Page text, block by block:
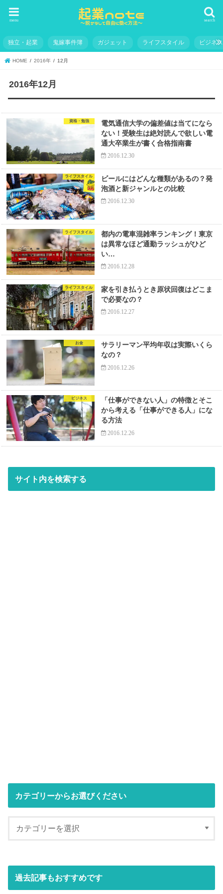
search
menu
独立・起業 鬼嫁事件簿 ガジェット ライフスタイル ビジネス
HOME 2016年 12月
2016年12月
資格・勉強
電気通信大学の偏差値は当てになら
ない！受験生は絶対読んで欲しい電
通大卒業生が書く合格指南書
2016.12.30
ライフスタイル
ビールにはどんな種類があるの？発
泡酒と新ジャンルとの比較
2016.12.30
ライフスタイル
都内の電車混雑率ランキング！東京
は異常なほど通勤ラッシュがひど
い…
2016.12.28
ライフスタイル
家を引き払うとき原状回復はどこま
で必要なの？
2016.12.27
お金
サラリーマン平均年収は実際いくら
なの？
2016.12.26
ビジネス
「仕事ができない人」の特徴とそこ
から考える「仕事ができる人」にな
る方法
2016.12.26
サイト内を検索する
カテゴリーからお選びください
過去記事もおすすめです